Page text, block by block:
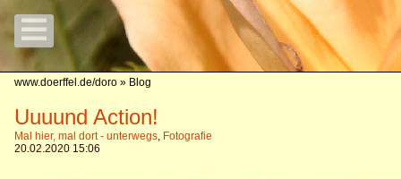
www.doerffel.de/doro » Blog
Uuuund Action!
Mal hier, mal dort - unterwegs, Fotografie
20.02.2020 15:06